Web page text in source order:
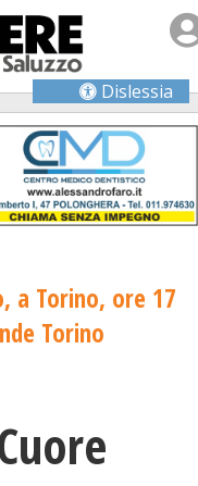
Dislessia
a Torino, ore 17
Torino